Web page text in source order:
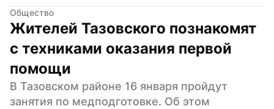
Общество
Жителей Тазовского познакомят
с техниками оказания первой
помощи
В Тазовском районе 16 января пройдут
занятия по медподготовке. Об этом